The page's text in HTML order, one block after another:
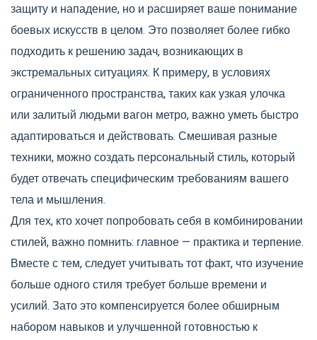
защиту и нападение, но и расширяет ваше понимание
боевых искусств в целом. Это позволяет более гибко
подходить к решению задач, возникающих в
экстремальных ситуациях. К примеру, в условиях
ограниченного пространства, таких как узкая улочка
или залитый людьми вагон метро, важно уметь быстро
адаптироваться и действовать. Смешивая разные
техники, можно создать персональный стиль, который
будет отвечать специфическим требованиям вашего
тела и мышления.
Для тех, кто хочет попробовать себя в комбинировании
стилей, важно помнить: главное — практика и терпение.
Вместе с тем, следует учитывать тот факт, что изучение
больше одного стиля требует больше времени и
усилий. Зато это компенсируется более обширным
набором навыков и улучшенной готовностью к